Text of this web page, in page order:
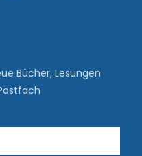
Bücher, Lesungen